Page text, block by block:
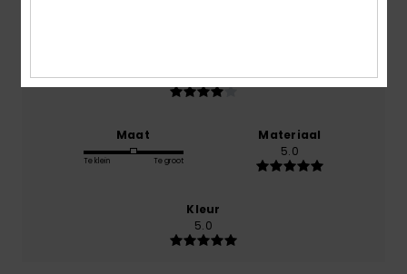
4.0
Maat
Te klein Te groot
Materiaal
5.0
Kleur
5.0